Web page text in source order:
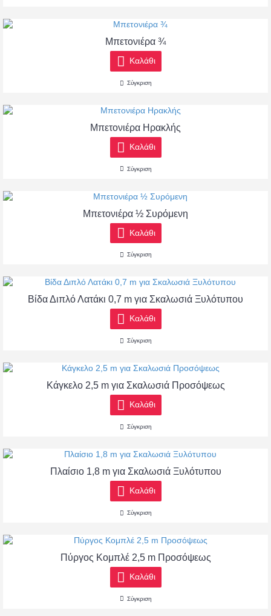
Μπετονιέρα ¾
Καλάθι
Σύγκριση
Μπετονιέρα Ηρακλής
Καλάθι
Σύγκριση
Μπετονιέρα ½ Συρόμενη
Καλάθι
Σύγκριση
Βίδα Διπλό Λατάκι 0,7 m για Σκαλωσιά Ξυλότυπου
Καλάθι
Σύγκριση
Κάγκελο 2,5 m για Σκαλωσιά Προσόψεως
Καλάθι
Σύγκριση
Πλαίσιο 1,8 m για Σκαλωσιά Ξυλότυπου
Καλάθι
Σύγκριση
Πύργος Κομπλέ 2,5 m Προσόψεως
Καλάθι
Σύγκριση